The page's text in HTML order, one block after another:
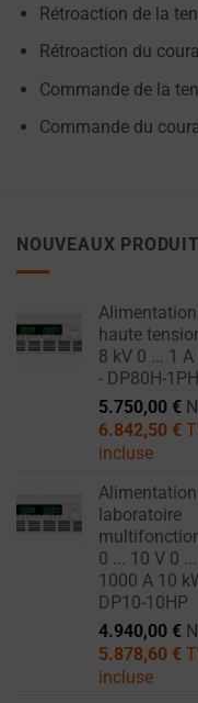
Rétroaction de la
Rétroaction du
Commande de la
Commande du
NOUVEAUX
Alimentation
haute tension
8 kV 0 ... 1
- DP80H-1PH
5.750,00 €
6.842,50 €
incluse
laboratoire
0 ... 10 V 0 ...
1000 A 10
DP10-10HP
4.940,00 €
5.878,60 €
incluse
manière
dont
informations
sont
explique
comment
vous